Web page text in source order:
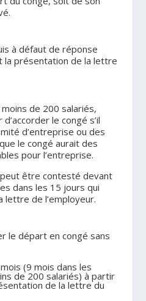
à défaut de réponse
la présentation de la lettre
de 200 salariés,
le congé s’il
d’entreprise ou des
le congé aurait des
pour l’entreprise.
être contesté devant
dans les 15 jours qui
lettre de l’employeur.
le départ en congé sans
(9 mois dans les
de 200 salariés) à partir
de la lettre du